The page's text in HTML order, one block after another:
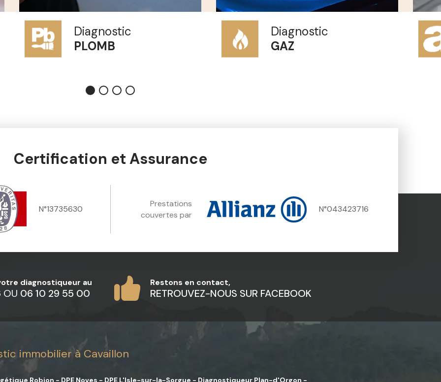
Diagnostic
GAZ
Diagnostic
ÉLECTRICITÉ
Certification et Assurance
N°13735630
Prestations
couvertes par
N°043423716
diagnostiqueur au
OU 06 10 29 55 00
Restons en contact,
RETROUVEZ-NOUS SUR FACEBOOK
immobilier à Cavaillon
Robion - DPE Noves - DPE L'Isle-sur-la-Sorgue - Diagnostiqueur Plan-d'Orgon -